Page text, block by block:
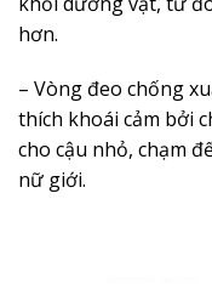
hơn.
– Vòng đeo chống
thích khoái cảm bởi
cho cậu nhỏ, chạm
nữ giới.